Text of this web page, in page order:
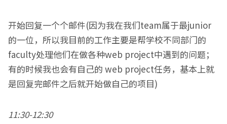
开始回复一个个邮件(因为我在我们team属于最junior
的一位，所以我目前的工作主要是帮学校不同部门的
faculty处理他们在做各种web project中遇到的问题；
有的时候我也会有自己的 web project任务，基本上就
是回复完邮件之后就开始做自己的项目)
11:30-12:30